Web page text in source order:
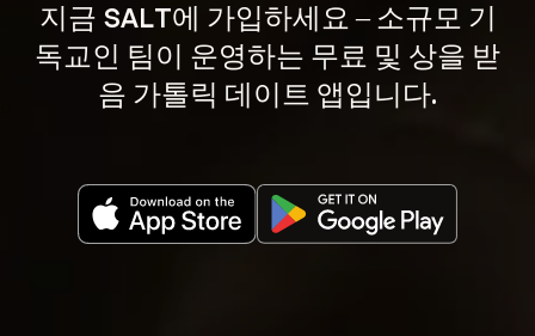
지금 SALT에 가입하세요 – 소규모 기
독교인 팀이 운영하는 무료 및 상을 받
음 가톨릭 데이트 앱입니다.